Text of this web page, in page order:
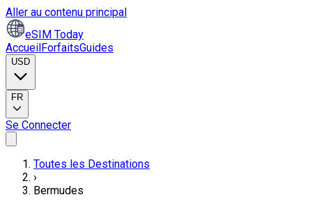
Aller au contenu principal
eSIM Today
AccueilForfaitsGuides
USD
FR
Se Connecter
Toutes les Destinations
›
Bermudes